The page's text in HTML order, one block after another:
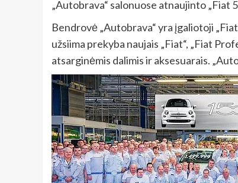
„Autobrava“ salonuose atnaujinto „Fiat
Bendrovė „Autobrava“ yra įgaliotoji
užsiima prekyba naujais „Fiat“, „Fiat
atsarginėmis dalimis ir aksesuarais.